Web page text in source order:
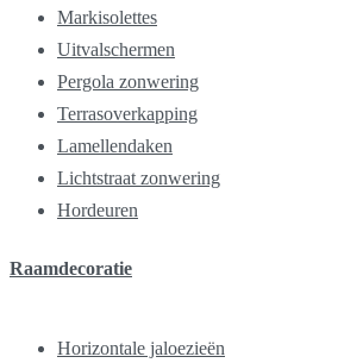
Markisolettes
Uitvalschermen
Pergola zonwering
Terrasoverkapping
Lamellendaken
Lichtstraat zonwering
Hordeuren
Raamdecoratie
Horizontale jaloezieën